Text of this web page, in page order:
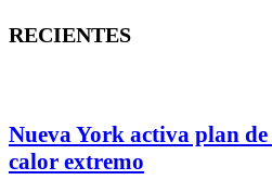
RECIENTES
Nueva York activa plan
calor extremo